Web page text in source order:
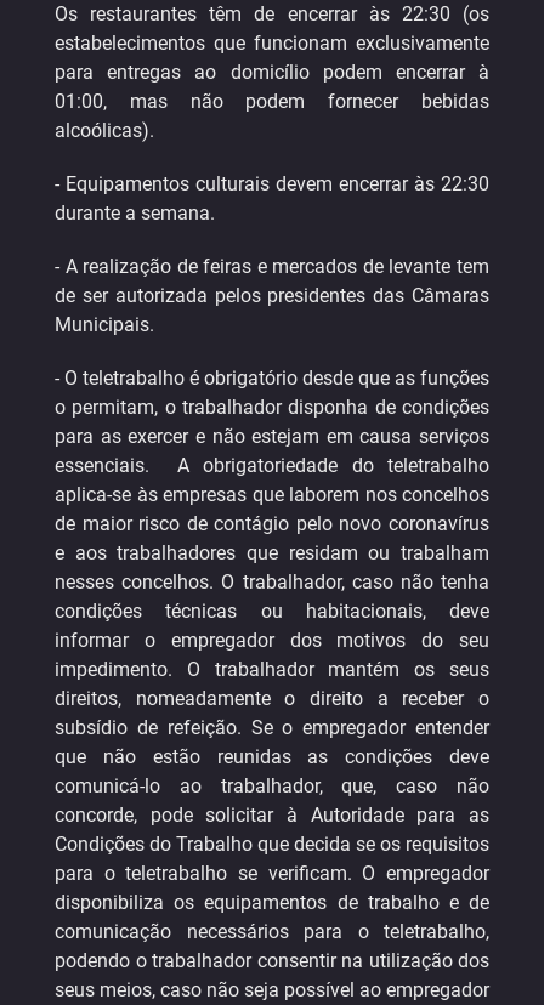
Os restaurantes têm de encerrar às 22:30 (os
estabelecimentos que funcionam exclusivamente
para entregas ao domicílio podem encerrar à
01:00, mas não podem fornecer bebidas
alcoólicas).
- Equipamentos culturais devem encerrar às 22:30
durante a semana.
- A realização de feiras e mercados de levante tem
de ser autorizada pelos presidentes das Câmaras
Municipais.
- O teletrabalho é obrigatório desde que as funções
o permitam, o trabalhador disponha de condições
para as exercer e não estejam em causa serviços
essenciais. A obrigatoriedade do teletrabalho
aplica-se às empresas que laborem nos concelhos
de maior risco de contágio pelo novo coronavírus
e aos trabalhadores que residam ou trabalham
nesses concelhos. O trabalhador, caso não tenha
condições técnicas ou habitacionais, deve
informar o empregador dos motivos do seu
impedimento. O trabalhador mantém os seus
direitos, nomeadamente o direito a receber o
subsídio de refeição. Se o empregador entender
que não estão reunidas as condições deve
comunicá-lo ao trabalhador, que, caso não
concorde, pode solicitar à Autoridade para as
Condições do Trabalho que decida se os requisitos
para o teletrabalho se verificam. O empregador
disponibiliza os equipamentos de trabalho e de
comunicação necessários para o teletrabalho,
podendo o trabalhador consentir na utilização dos
seus meios, caso não seja possível ao empregador